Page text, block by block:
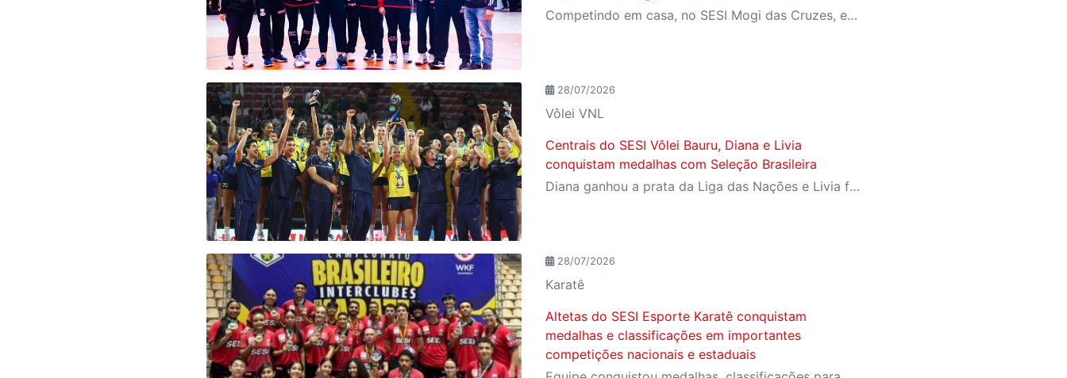
Competindo em casa, no SESI Mogi das Cruzes, equipes do SESI-SP encerram a competição com duas medalhas e reforçam a tradição da instituição entre as principais forças do goalball brasileiro.
28/07/2026
Vôlei VNL
Centrais do SESI Vôlei Bauru, Diana e Livia
conquistam medalhas com Seleção Brasileira
Diana ganhou a prata da Liga das Nações e Livia foi campeã da Copa Sul-Americana com Seleção B
28/07/2026
Karatê
Altetas do SESI Esporte Karatê conquistam
medalhas e classificações em importantes
competições nacionais e estaduais